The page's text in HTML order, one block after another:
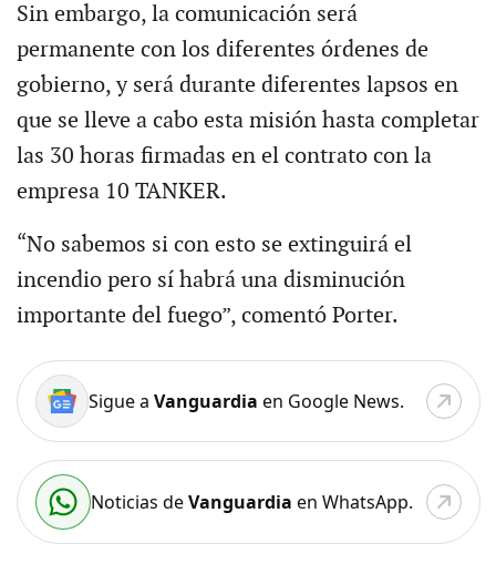
Sin embargo, la comunicación será
permanente con los diferentes órdenes de
gobierno, y será durante diferentes lapsos en
que se lleve a cabo esta misión hasta completar
las 30 horas firmadas en el contrato con la
empresa 10 TANKER.
“No sabemos si con esto se extinguirá el
incendio pero sí habrá una disminución
importante del fuego”, comentó Porter.
Sigue a Vanguardia en Google News.
Noticias deVanguardia en WhatsApp.